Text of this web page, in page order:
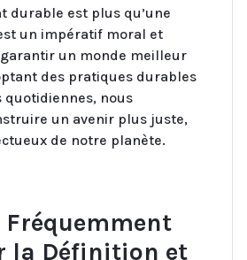
durable est plus qu’une
un impératif moral et
un monde meilleur
des pratiques durables
quotidiennes, nous
un avenir plus juste,
de notre planète.
Fréquemment
la Définition et